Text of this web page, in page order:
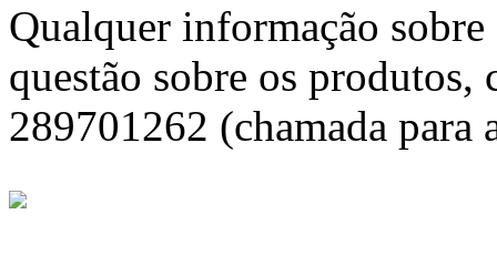
Qualquer informação
questão sobre os
289701262 (chamada para